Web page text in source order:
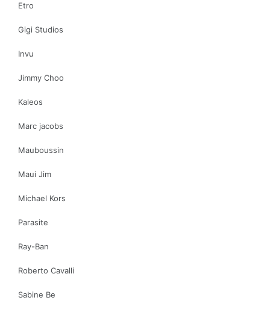
Etro
Gigi Studios
Invu
Jimmy Choo
Kaleos
Marc jacobs
Mauboussin
Maui Jim
Michael Kors
Parasite
Ray-Ban
Roberto Cavalli
Sabine Be